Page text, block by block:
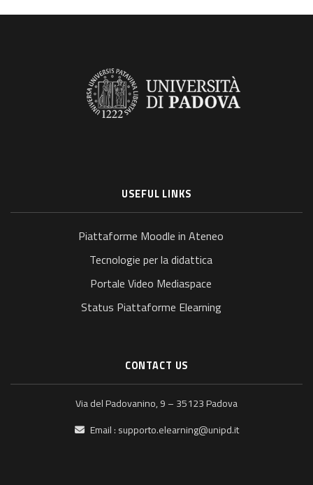
USEFUL LINKS
Piattaforme Moodle in Ateneo
Tecnologie per la didattica
Portale Video Mediaspace
Status Piattaforme Elearning
CONTACT US
Via del Padovanino, 9 – 35123 Padova
Email : supporto.elearning@unipd.it